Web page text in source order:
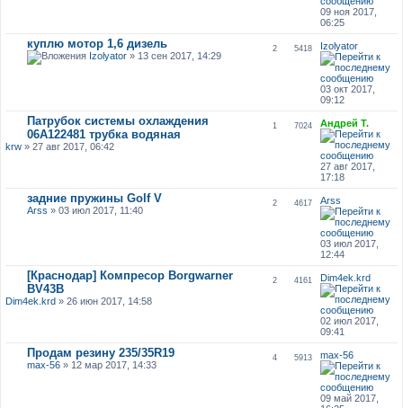
09 ноя 2017,
06:25
куплю мотор 1,6 дизель
Izolyator» 13 сен 2017, 14:29
2 5418 Izolyator
03 окт 2017,
09:12
Патрубок системы охлаждения
06A122481 трубка водяная
krw» 27 авг 2017, 06:42
1 7024 Андрей Т.
27 авг 2017,
17:18
задние пружины Golf V
Arss » 03 июл 2017, 11:40
2 4617 Arss
03 июл 2017,
12:44
[Краснодар] Компресор Borgwarner
BV43B
Dim4ek.krd» 26 июн 2017, 14:58
2 4161 Dim4ek.krd
02 июл 2017,
09:41
Продам резину 235/35R19
max-56» 12 мар 2017, 14:33
4 5913 max-56
09 май 2017,